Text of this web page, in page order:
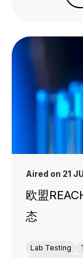
Aired on 21
欧盟
态
Lab Testing